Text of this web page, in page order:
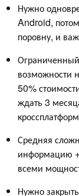
Нужно
Android,
поровну, и
возможности
50%
ждать 3
Средняя
информацию +
всеми
Нужно